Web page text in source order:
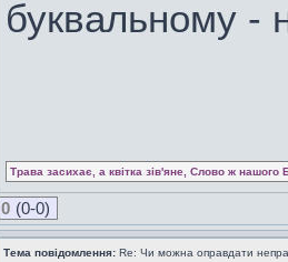
буквальному -
Трава засихає, а квітка зів'яне, Слово ж нашого
0 (0-0)
Тема повідомлення: Re: Чи можна оправдати